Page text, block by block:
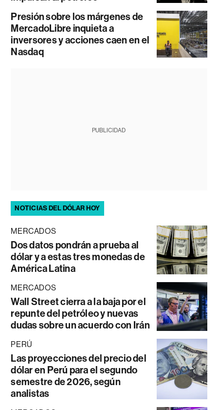
Presión sobre los márgenes de
MercadoLibre inquieta a
inversores y acciones caen en el
Nasdaq
PUBLICIDAD
NOTICIAS DEL DÓLAR HOY
MERCADOS
Dos datos pondrán a prueba al
dólar y a estas tres monedas de
América Latina
MERCADOS
Wall Street cierra a la baja por el
repunte del petróleo y nuevas
dudas sobre un acuerdo con Irán
PERÚ
Las proyecciones del precio del
dólar en Perú para el segundo
semestre de 2026, según
analistas